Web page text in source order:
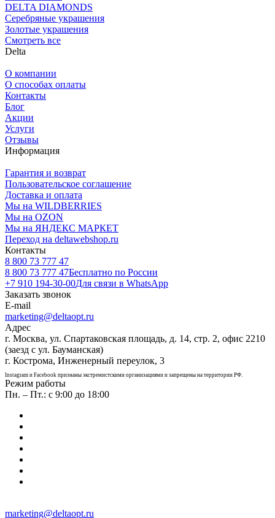
DELTA DIAMONDS
Серебряные украшения
Золотые украшения
Смотреть все
Delta
О компании
О способах оплаты
Контакты
Блог
Акции
Услуги
Отзывы
Информация
Гарантия и возврат
Пользовательское соглашение
Доставка и оплата
Мы на WILDBERRIES
Мы на OZON
Мы на ЯНДЕКС МАРКЕТ
Переход на deltawebshop.ru
Контакты
8 800 73 777 47
8 800 73 777 47Бесплатно по России
+7 910 194-30-00Для связи в WhatsApp
Заказать звонок
E-mail
marketing@deltaopt.ru
Адрес
г. Москва, ул. Спартаковская площадь, д. 14, стр. 2, офис 2210
(заезд с ул. Бауманская)
г. Кострома, Инженерный переулок, 3
Instagram и Facebook признаны экстремистскими организациями и запрещены на территории РФ.
Режим работы
Пн. – Пт.: с 9:00 до 18:00
marketing@deltaopt.ru